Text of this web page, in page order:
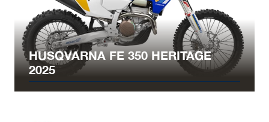
HUSQVARNA FE 350 HERITAGE
2025